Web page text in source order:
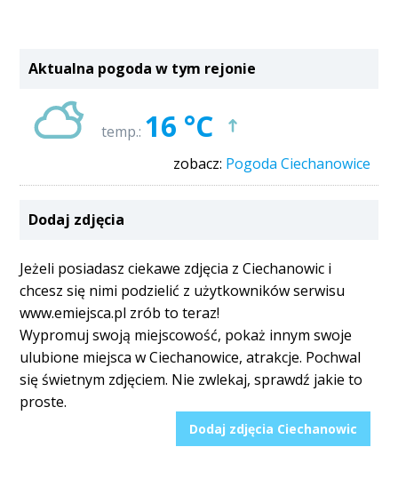
Aktualna pogoda w tym rejonie
temp.: 16 °C
zobacz: Pogoda Ciechanowice
Dodaj zdjęcia
Jeżeli posiadasz ciekawe zdjęcia z Ciechanowic i
chcesz się nimi podzielić z użytkowników serwisu
www.emiejsca.pl zrób to teraz!
Wypromuj swoją miejscowość, pokaż innym swoje
ulubione miejsca w Ciechanowice, atrakcje. Pochwal
się świetnym zdjęciem. Nie zwlekaj, sprawdź jakie to
proste.
Dodaj zdjęcia Ciechanowic